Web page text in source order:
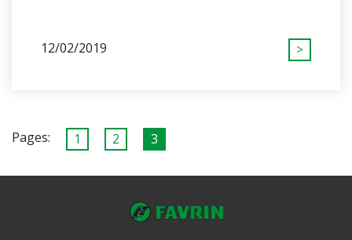
12/02/2019 >
Pages: 1 2 3